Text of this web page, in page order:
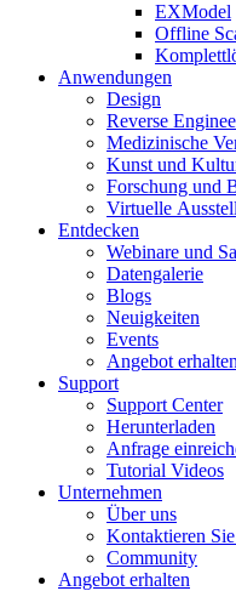
EXModel
Offline
Anwendungen
Design
Reverse
Medizinische
Kunst und
Forschung und
Virtuelle
Entdecken
Webinare und
Datengalerie
Blogs
Neuigkeiten
Events
Angebot erhalten
Support
Support Center
Herunterladen
Anfrage
Tutorial Videos
Unternehmen
Über uns
Kontaktieren
Community
Angebot erhalten